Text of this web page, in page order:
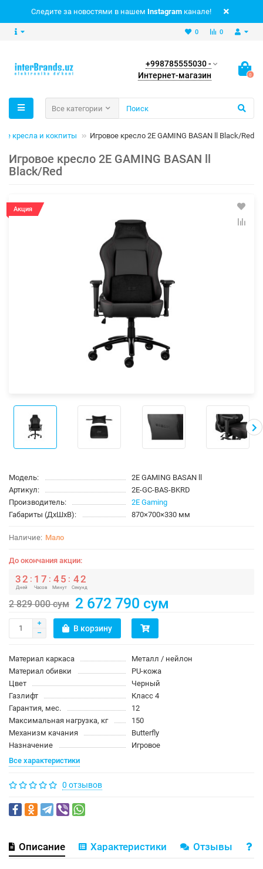
Следите за новостями в нашем Instagram канале!
0
0
+998785555030 -
Интернет-магазин
0
Все категории
кресла и кокпиты Игровое кресло 2E GAMING BASAN ll Black/Red
Игровое кресло 2E GAMING BASAN ll
Black/Red
Акция
Модель:
2E GAMING BASAN ll
Артикул:
2E-GC-BAS-BKRD
Производитель:
2E Gaming
Габариты (ДхШхВ):
870×700×330 мм
Мало
До окончания акции:
32
Дней
: 1 7
Часов
: 45
Минут
: 42
Секунд
2 829 000 сум 2 672 790 сум
В корзину
Материал каркаса
Металл / нейлон
Материал обивки
PU-кожа
Цвет
Черный
Газлифт
Класс 4
Гарантия, мес.
12
Максимальная нагрузка, кг
150
Механизм качания
Butterfly
Назначение
Игровое
Все характеристики
0 отзывов
Описание Характеристики Отзывы